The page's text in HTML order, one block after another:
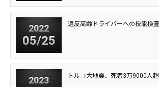
2022
05/25
違反高齢ドライバーへの技能検
2023 トルコ大地震、死者3万9000人